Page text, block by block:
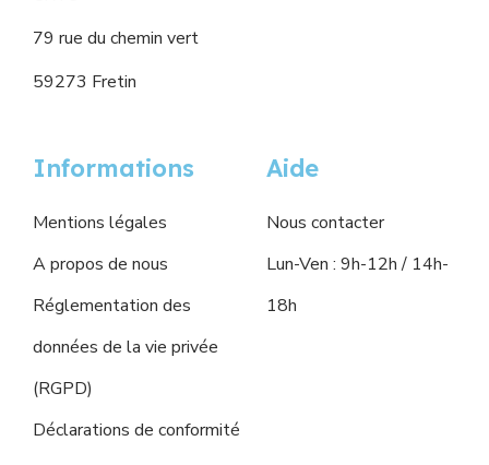
79 rue du chemin vert
59273 Fretin
Informations
Mentions légales
A propos de nous
Réglementation des
données de la vie privée
(RGPD)
Déclarations de conformité
Aide
Nous contacter
Lun-Ven : 9h-12h / 14h-
18h